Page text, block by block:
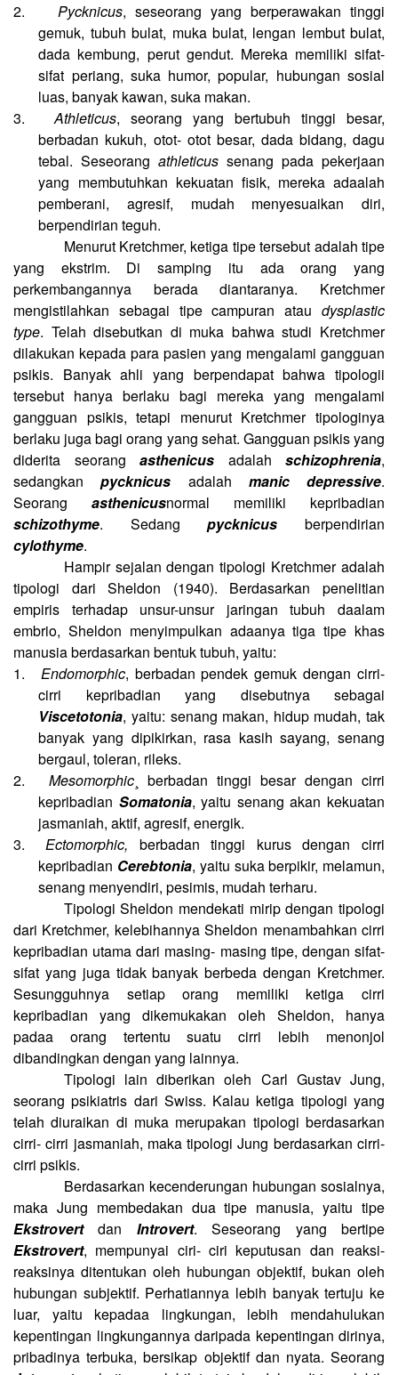
2.
Pycknicus, seseorang yang berperawakan tinggi
gemuk, tubuh bulat, muka bulat, lengan lembut bulat,
dada kembung, perut gendut. Mereka memiliki sifat-
sifat periang, suka humor, popular, hubungan sosial
luas, banyak kawan, suka makan.
3.
Athleticus, seorang yang bertubuh tinggi besar,
berbadan kukuh, otot- otot besar, dada bidang, dagu
tebal. Seseorangathleticussenang pada pekerjaan
yang membutuhkan kekuatan fisik, mereka adaalah
pemberani, agresif, mudah menyesuaikan diri,
berpendirian teguh.
Menurut Kretchmer, ketiga tipe tersebut adalah tipe
yang ekstrim. Di samping itu ada orang yang
perkembangannya berada diantaranya. Kretchmer
mengistilahkan sebagai tipe campuran atau dysplastic
type. Telah disebutkan di muka bahwa studi Kretchmer
dilakukan kepada para pasien yang mengalami gangguan
psikis. Banyak ahli yang berpendapat bahwa tipologii
tersebut hanya berlaku bagi mereka yang mengalami
gangguan psikis, tetapi menurut Kretchmer tipologinya
berlaku juga bagi orang yang sehat. Gangguan psikis yang
diderita seorang asthenicus adalah schizophrenia,
sedangkanpycknicus adalah manic depressive.
Seorang asthenicusnormal memiliki kepribadian
schizothyme. Sedangpycknicusberpendirian
cylothyme.
Hampir sejalan dengan tipologi Kretchmer adalah
tipologi dari Sheldon (1940). Berdasarkan penelitian
empiris terhadap unsur-unsur jaringan tubuh daalam
embrio, Sheldon menyimpulkan adaanya tiga tipe khas
manusia berdasarkan bentuk tubuh, yaitu:
1.
Endomorphic, berbadan pendek gemuk dengan cirri-
cirri kepribadian yang disebutnya sebagai
Viscetotonia, yaitu: senang makan, hidup mudah, tak
banyak yang dipikirkan, rasa kasih sayang, senang
bergaul, toleran, rileks.
2.
Mesomorphic ¸ berbadan tinggi besar dengan cirri
kepribadian Somatonia, yaitu senang akan kekuatan
jasmaniah, aktif, agresif, energik.
3.
Ectomorphic, berbadan tinggi kurus dengan cirri
kepribadian Cerebtonia, yaitu suka berpikir, melamun,
senang menyendiri, pesimis, mudah terharu.
Tipologi Sheldon mendekati mirip dengan tipologi
dari Kretchmer, kelebihannya Sheldon menambahkan cirri
kepribadian utama dari masing- masing tipe, dengan sifat-
sifat yang juga tidak banyak berbeda dengan Kretchmer.
Sesungguhnya setiap orang memiliki ketiga cirri
kepribadian yang dikemukakan oleh Sheldon, hanya
padaa orang tertentu suatu cirri lebih menonjol
dibandingkan dengan yang lainnya.
Tipologi lain diberikan oleh Carl Gustav Jung,
seorang psikiatris dari Swiss. Kalau ketiga tipologi yang
telah diuraikan di muka merupakan tipologi berdasarkan
cirri- cirri jasmaniah, maka tipologi Jung berdasarkan cirri-
cirri psikis.
Berdasarkan kecenderungan hubungan sosialnya,
maka Jung membedakan dua tipe manusia, yaitu tipe
Ekstrovertdan Introvert. Seseorang yang bertipe
Ekstrovert, mempunyai ciri- ciri keputusan dan reaksi-
reaksinya ditentukan oleh hubungan objektif, bukan oleh
hubungan subjektif. Perhatiannya lebih banyak tertuju ke
luar, yaitu kepadaa lingkungan, lebih mendahulukan
kepentingan lingkungannya daripada kepentingan dirinya,
pribadinya terbuka, bersikap objektif dan nyata. Seorang